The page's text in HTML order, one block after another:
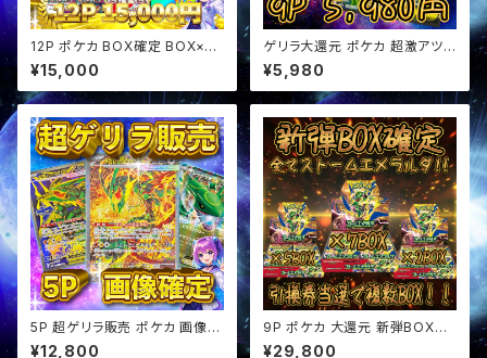
12P ポケカ BOX確定 BOX×SA
Rセットオリパ
¥15,000
ゲリラ大還元 ポケカ 超激アツ
超マイルド オリパ
¥5,980
5P 超ゲリラ販売 ポケカ 画像確
定 オリパ
¥12,800
9P ポケカ 大還元 新弾BOX確
定 オリパ
¥29,800